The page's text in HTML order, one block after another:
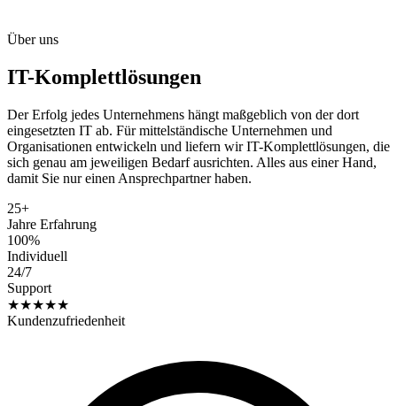
Über uns
IT-Komplettlösungen
Der Erfolg jedes Unternehmens hängt maßgeblich von der dort
eingesetzten IT ab. Für mittelständische Unternehmen und
Organisationen entwickeln und liefern wir IT-Komplettlösungen, die
sich genau am jeweiligen Bedarf ausrichten. Alles aus einer Hand,
damit Sie nur einen Ansprechpartner haben.
25+
Jahre Erfahrung
100%
Individuell
24/7
Support
★★★★★
Kundenzufriedenheit